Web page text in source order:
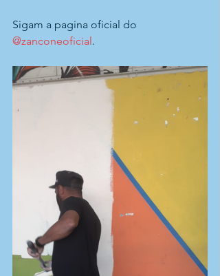
Sigam a pagina oficial do
@zanconeoficial.